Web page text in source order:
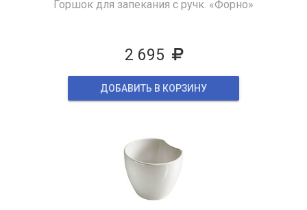
Горшок для запекания с ручк. «Форно»
2 695
ДОБАВИТЬ В КОРЗИНУ